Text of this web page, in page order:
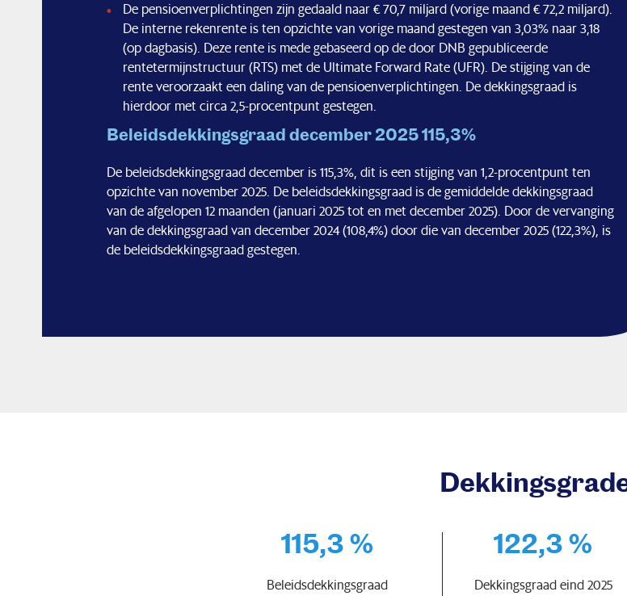
De pensioenverplichtingen zijn gedaald naar € 70,7 miljard (vorige maand € 72,2 miljard).
De interne rekenrente is ten opzichte van vorige maand gestegen van 3,03% naar 3,18
(op dagbasis). Deze rente is mede gebaseerd op de door DNB gepubliceerde
rentetermijnstructuur (RTS) met de Ultimate Forward Rate (UFR). De stijging van de
rente veroorzaakt een daling van de pensioenverplichtingen. De dekkingsgraad is
hierdoor met circa 2,5-procentpunt gestegen.
Beleidsdekkingsgraad december 2025 115,3%
De beleidsdekkingsgraad december is 115,3%, dit is een stijging van 1,2-procentpunt ten
opzichte van november 2025. De beleidsdekkingsgraad is de gemiddelde dekkingsgraad
van de afgelopen 12 maanden (januari 2025 tot en met december 2025). Door de vervanging
van de dekkingsgraad van december 2024 (108,4%) door die van december 2025 (122,3%), is
de beleidsdekkingsgraad gestegen.
115,3 %
Beleidsdekkingsgraad
122,3 %
Dekkingsgraad eind 2025